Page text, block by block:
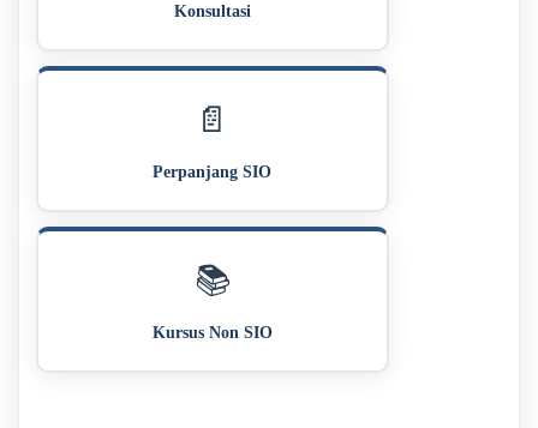
Konsultasi
📄
Perpanjang SIO
📚
Kursus Non SIO